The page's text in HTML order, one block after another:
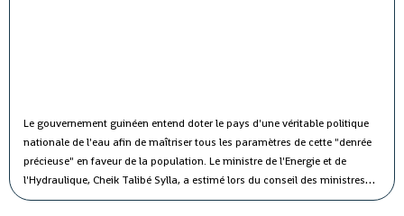
Le gouvernement guinéen entend doter le pays d'une véritable politique
nationale de l'eau afin de maîtriser tous les paramètres de cette "denrée
précieuse" en faveur de la population. Le ministre de l'Energie et de
l'Hydraulique, Cheik Talibé Sylla, a estimé lors du conseil des ministres
jeudi que le "potentiel des ressources en eau du pays est estimé à 226